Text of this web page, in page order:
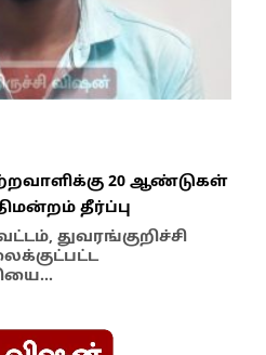
20 ஆண்டுகள்
தீர்ப்பு
துவரங்குறிச்சி